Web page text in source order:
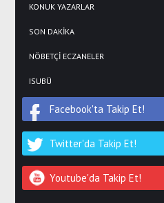
KONUK YAZARLAR
SON DAKİKA
NÖBETÇİ ECZANELER
ISUBÜ
Facebook'ta Takip Et!
Twitter'da Takip Et!
Youtube'da Takip Et!